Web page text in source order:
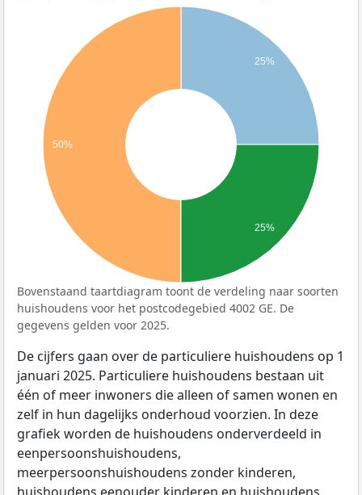
25%
50%
25%
Bovenstaand taartdiagram toont de verdeling naar soorten
huishoudens voor het postcodegebied 4002 GE. De
gegevens gelden voor 2025.
De cijfers gaan over de particuliere huishoudens op 1
januari 2025. Particuliere huishoudens bestaan uit
één of meer inwoners die alleen of samen wonen en
zelf in hun dagelijks onderhoud voorzien. In deze
grafiek worden de huishoudens onderverdeeld in
eenpersoonshuishoudens,
meerpersoonshuishoudens zonder kinderen,